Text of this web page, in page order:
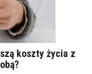
koszty życia z